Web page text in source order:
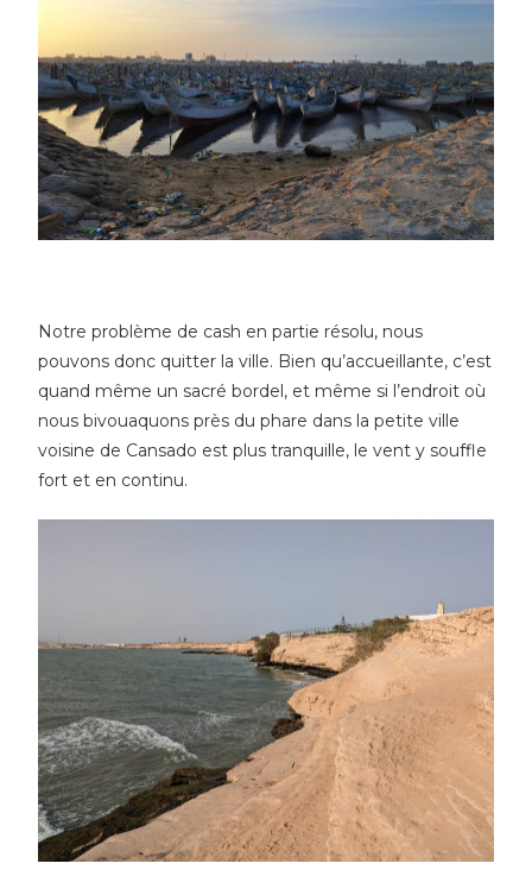
Notre problème de cash en partie résolu, nous
pouvons donc quitter la ville. Bien qu’accueillante, c’est
quand même un sacré bordel, et même si l’endroit où
nous bivouaquons près du phare dans la petite ville
voisine de Cansado est plus tranquille, le vent y souffle
fort et en continu.